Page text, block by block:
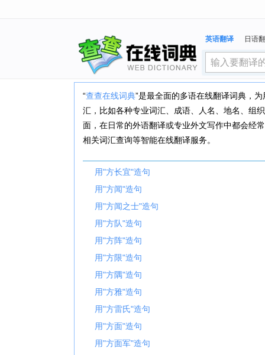
英语翻译 日语
“查查在线词典”是最全面的多语在线翻译词典，
汇，比如各种专业词汇、成语、人名、地名、组
面，在日常的外语翻译或专业外文写作中都会经
相关词汇查询等智能在线翻译服务。
用"方长宜"造句
用"方闻"造句
用"方闻之士"造句
用"方队"造句
用"方阵"造句
用"方限"造句
用"方隅"造句
用"方雅"造句
用"方雷氏"造句
用"方面"造句
用"方面军"造句